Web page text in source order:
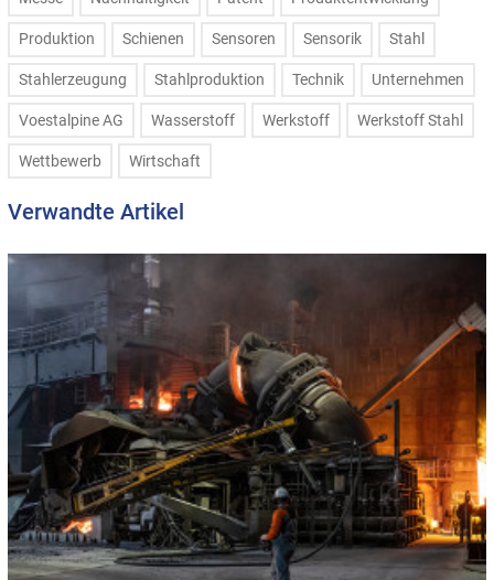
Produktion Schienen Sensoren Sensorik Stahl
Stahlerzeugung Stahlproduktion Technik Unternehmen
Voestalpine AG Wasserstoff Werkstoff Werkstoff Stahl
Wettbewerb Wirtschaft
Verwandte Artikel